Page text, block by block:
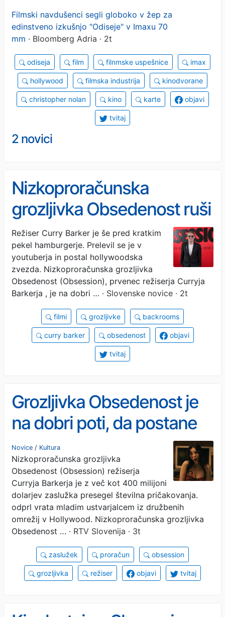
Filmski navdušenci segli globoko v žep za
edinstveno izkušnjo "Odiseje" v Imaxu 70
mm · Bloomberg Adria · 2t
odiseja film filnmske uspešnice imax
hollywood filmska industrija kinodvorane
christopher nolan kino karte objavi
tvitaj
2 novici
Nizkoproračunska
grozljivka Obsedenost ruši
rekorde (VIDEO)
Režiser Curry Barker je še pred kratkim
pekel hamburgerje. Prelevil se je v
youtuberja in postal hollywoodska
zvezda. Nizkoproračunska grozljivka
Obsedenost (Obsession), prvenec režiserja Curryja
Barkerja , je na dobri … · Slovenske novice · 2t
filmi grozljivke backrooms
curry barker obsedenost objavi
tvitaj
Grozljivka Obsedenost je
na dobri poti, da postane
najbolj dobičkonosen film
vseh časov
Novice / Kultura
Nizkoproračunska grozljivka
Obsedenost (Obsession) režiserja
Curryja Barkerja je z več kot 400 milijoni
dolarjev zaslužka presegel številna pričakovanja.
odprl vrata mladim ustvarjalcem iz družbenih
omrežij v Hollywood. Nizkoproračunska grozljivka
Obsedenost … · RTV Slovenija · 3t
zaslužek proračun obsession
grozljivka režiser objavi tvitaj